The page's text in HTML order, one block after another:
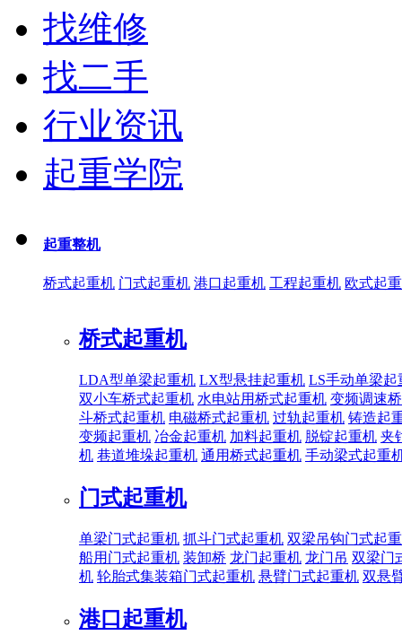
找维修
找二手
行业资讯
起重学院
起重整机
桥式起重机 门式起重机 港口起重机 工程起重机 欧式起
桥式起重机
LDA型单梁起重机 LX型悬挂起重机 LS手动单梁起
双小车桥式起重机 水电站用桥式起重机 变频调速
斗桥式起重机 电磁桥式起重机 过轨起重机 铸造起
变频起重机 冶金起重机 加料起重机 脱锭起重机 夹
机 巷道堆垛起重机 通用桥式起重机 手动梁式起重
门式起重机
单梁门式起重机 抓斗门式起重机 双梁吊钩门式起
船用门式起重机 装卸桥 龙门起重机 龙门吊 双梁门
机 轮胎式集装箱门式起重机 悬臂门式起重机 双悬
港口起重机